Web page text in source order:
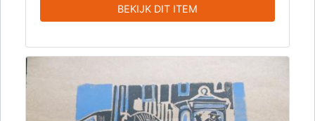
BEKIJK DIT ITEM